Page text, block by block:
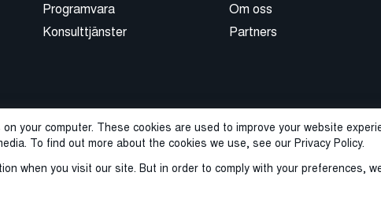
your computer. These cookies are used to improve your website
To find out more about the cookies we use, see our Privacy Policy.
when you visit our site. But in order to comply with your preferences,
Programvara
Konsulttjänster
Om oss
Partners